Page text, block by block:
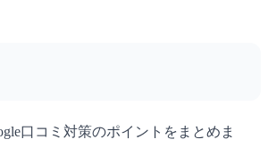
口コミ対策のポイントをまとめま